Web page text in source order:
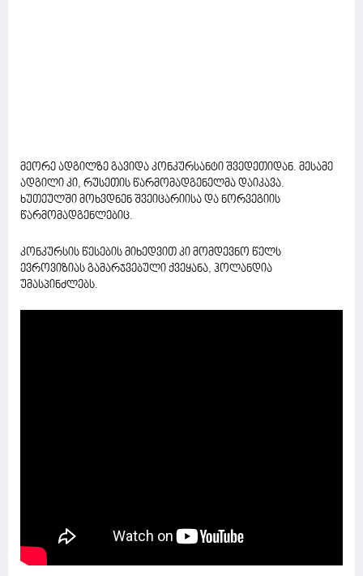
მეორე ადგილზე გავიდა კონკურსანტი შვედეთიდან. მესამე
ადგილი კი, რუსეთის წარმომადგენელმა დაიკავა.
ხუთეულში მოხვდნენ შვეიცარიისა და ნორვეგიის
წარმომადგენლებიც.
კონკურსის წესების მიხედვით კი მომდევნო წელს
ევროვიზიას გამარჯვებული ქვეყანა, ჰოლანდია
უმასპინძლებს.